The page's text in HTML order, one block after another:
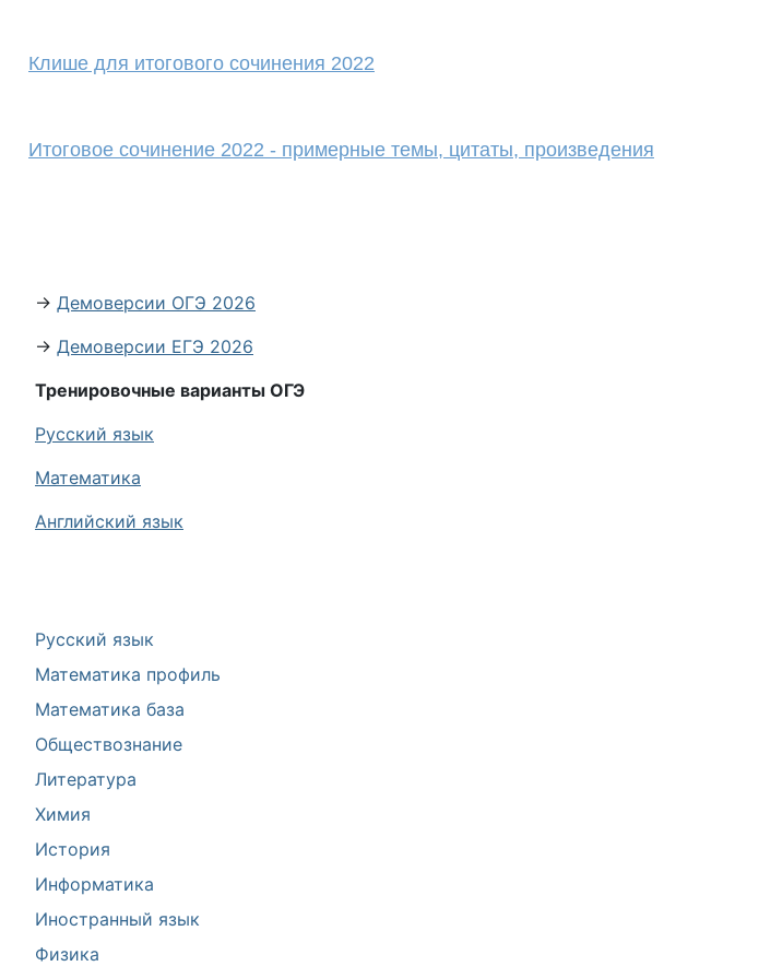
Русский язык
Математика профиль
Математика база
Обществознание
Литература
Химия
История
Информатика
Иностранный язык
Физика
Клише для итогового сочинения 2022
Итоговое сочинение 2022 - примерные темы, цитаты, произведения
→ Демоверсии ОГЭ 2026
→ Демоверсии ЕГЭ 2026
Тренировочные варианты ОГЭ
Русский язык
Математика
Английский язык